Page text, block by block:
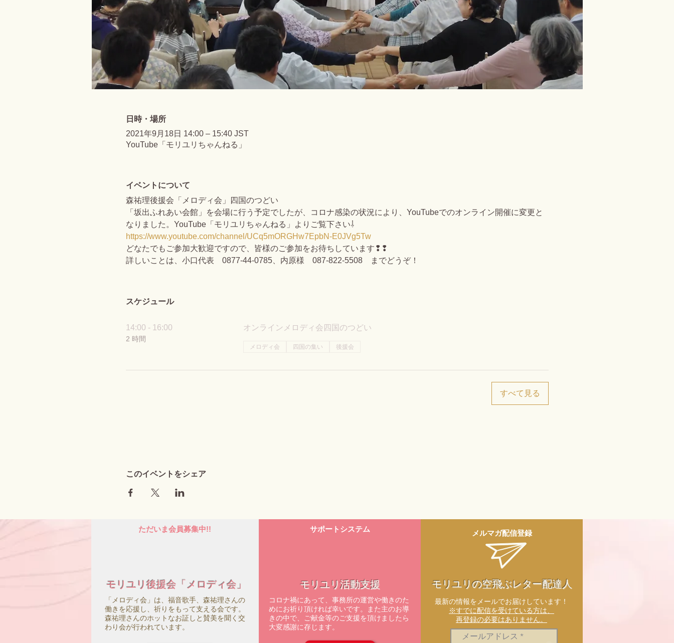
日時・場所
2021年9月18日 14:00 – 15:40 JST
YouTube「モリユリちゃんねる」
イベントについて
森祐理後援会「メロディ会」四国のつどい
「坂出ふれあい会館」を会場に行う予定でしたが、コロナ感染の状況により、YouTubeでのオンライン開催に変更と
なりました。YouTube「モリユリちゃんねる」よりご覧下さい⇩
https://www.youtube.com/channel/UCq5mORGHw7EpbN-E0JVg5Tw
どなたでもご参加大歓迎ですので、皆様のご参加をお待ちしています❢❢
詳しいことは、小口代表　0877-44-0785、内原様　087-822-5508　までどうぞ！
スケジュール
14:00 - 16:00
2 時間
オンラインメロディ会四国のつどい
メロディ会 四国の集い 後援会
すべて見る
このイベントをシェア
ただいま会員募集中!!
モリユリ後援会「メロディ会」
「メロディ会」は、福音歌手、森祐理さんの
働きを応援し、祈りをもって支える会です。
森祐理さんのホットなお証しと賛美を聞く交
わり会が行われています。
サポートシステム
モリユリ活動支援
コロナ禍にあって、事務所の運営や働きのた
めにお祈り頂ければ幸いです。また主のお導
きの中で、ご献金等のご支援を頂けましたら
大変感謝に存じます。
メルマガ配信登録
モリユリの空飛ぶレター配達人
​最新の情報をメールでお届けしています！
※すでに配信を受けている方は、
再登録の必要はありません。